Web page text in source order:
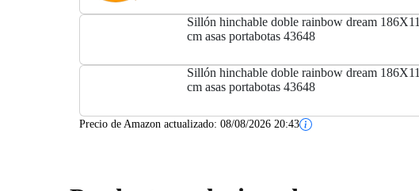
Sillón hinchable doble rainbow dream
cm asas portabotas 43648
Sillón hinchable doble rainbow dream
cm asas portabotas 43648
Precio de Amazon actualizado: 08/08/2026 20:43